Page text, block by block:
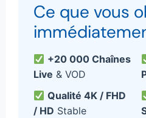
Ce que vous
+20 000 Chaînes
Live & VOD
Qualité 4K / FHD
/ HD Stable